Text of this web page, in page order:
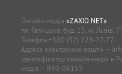
Онлайн-медіа «ZAXID.NET»
пл. Галицька, буд. 15, м. Львів,
Телефон +380 (32) 229-77-77
Адреса електронної пошти —
Ідентифікатор онлайн-медіа в
медіа — R40-06155